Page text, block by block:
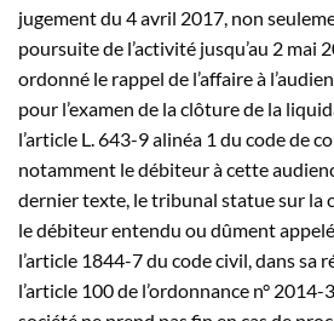
jugement du 4 avril 2017, non
poursuite de l’activité jusqu’au 2 mai
ordonné le rappel de l’affaire à
pour l’examen de la clôture de la
l’article L. 643-9 alinéa 1 du code de
notamment le débiteur à cette
dernier texte, le tribunal statue sur la
le débiteur entendu ou dûment
l’article 1844-7 du code civil, dans sa
l’article 100 de l’ordonnance n°